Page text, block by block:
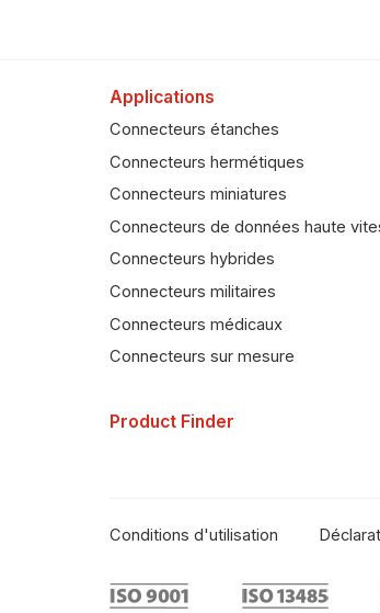
Applications
Connecteurs étanches
Connecteurs hermétiques
Connecteurs miniatures
Connecteurs de données haute
Connecteurs hybrides
Connecteurs militaires
Connecteurs médicaux
Connecteurs sur mesure
Product Finder
Conditions d'utilisation